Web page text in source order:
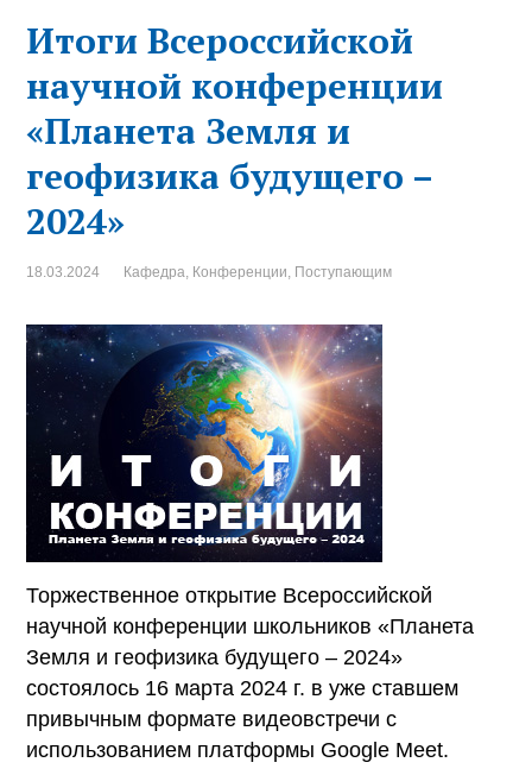
Итоги Всероссийской
научной конференции
«Планета Земля и
геофизика будущего –
2024»
18.03.2024 Кафедра Конференции Поступающим
Торжественное открытие Всероссийской
научной конференции школьников «Планета
Земля и геофизика будущего – 2024»
состоялось 16 марта 2024 г. в уже ставшем
привычным формате видеовстречи с
использованием платформы Google Meet.